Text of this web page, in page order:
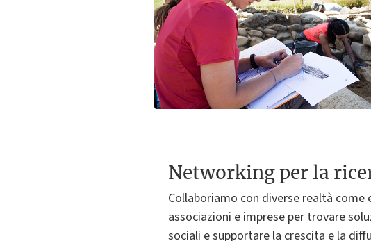
Networking per la
Collaboriamo con diverse realtà come
associazioni e imprese per trovare
sociali e supportare la crescita e la